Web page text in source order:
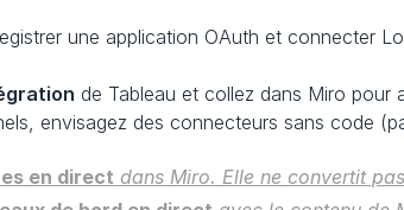
de Tableau et collez dans Miro
envisagez des connecteurs sans code
en direct dans Miro. Elle ne convertit